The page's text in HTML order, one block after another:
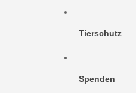
Tierschutz
Spenden